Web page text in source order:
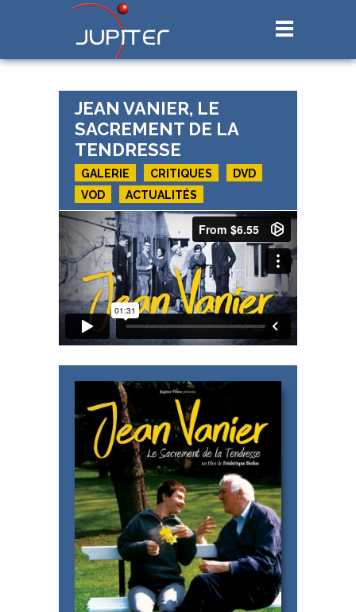
JEAN VANIER, LE
SACREMENT DE LA
TENDRESSE
GALERIE CRITIQUES
DVD
VOD
ACTUALITÉS